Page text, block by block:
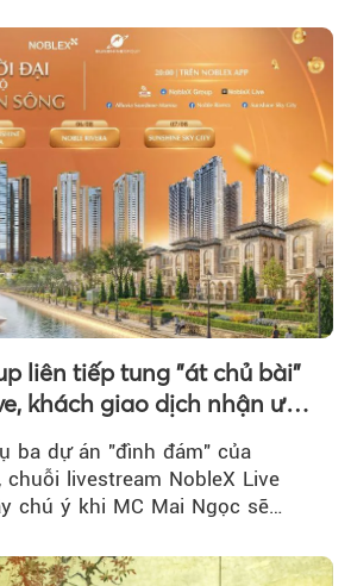
liên tiếp tung "át chủ bài"
khách giao dịch nhận ưu
ba dự án "đình đám" của
chuỗi livestream NobleX Live
chú ý khi MC Mai Ngọc sẽ